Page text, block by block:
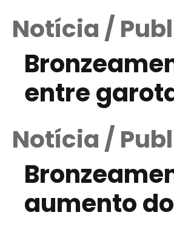
Notícia /
entre
Notícia /
aumento